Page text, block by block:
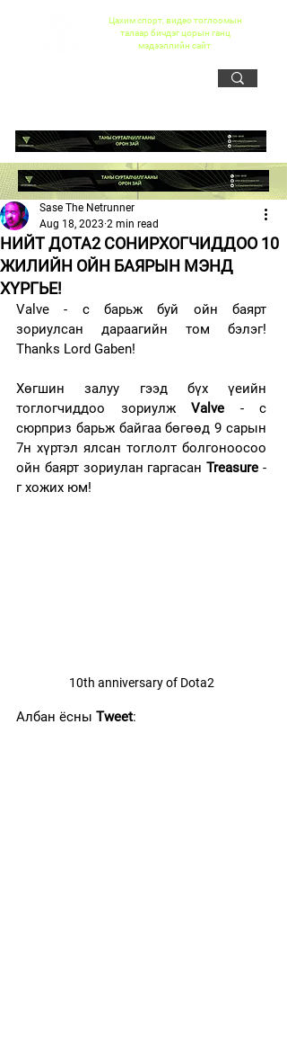
Цахим спорт, видео тоглоомын
талаар бичдэг цорын ганц
мэдээллийн сайт
НИЙТ ДОТА2 СОНИРХОГЧИДДОО 10
ЖИЛИЙН ОЙН БАЯРЫН МЭНД
ХҮРГЬЕ!
Sase The Netrunner
Aug 18, 2023 2 min read
Valve - с барьж буй ойн баярт
зориулсан дараагийн том бэлэг!
Thanks Lord Gaben!
Хөгшин залуу гээд бүх үеийн
тоглогчиддоо зориулж Valve - с
сюрприз барьж байгаа бөгөөд 9 сарын
7н хүртэл ялсан тоглолт болгоноосоо
ойн баярт зориулан гаргасан Treasure -
г хожих юм!
10th anniversary of Dota2
Албан ёсны Tweet: